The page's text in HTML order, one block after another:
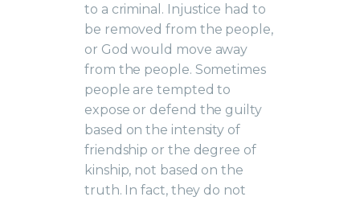
to a criminal. Injustice had to
be removed from the people,
or God would move away
from the people. Sometimes
people are tempted to
expose or defend the guilty
based on the intensity of
friendship or the degree of
kinship, not based on the
truth. In fact, they do not